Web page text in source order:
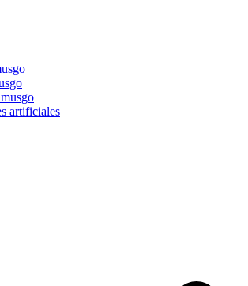
artificiales